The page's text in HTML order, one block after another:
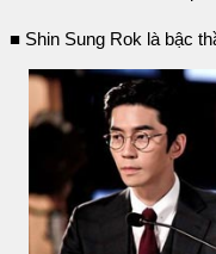
■ Shin Sung Rok là bậc